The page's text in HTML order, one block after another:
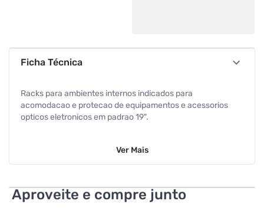
Ficha Técnica
Racks para ambientes internos indicados para
acomodacao e protecao de equipamentos e acessorios
opticos eletronicos em padrao 19".
- base fixa soldada!
Ver Mais
Aproveite e compre junto